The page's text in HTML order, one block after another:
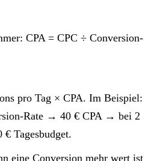
CPA = CPC ÷ Conversion-
pro Tag × CPA. Im Beispiel:
Rate → 40 € CPA → bei 2
€ Tagesbudget.
eine Conversion mehr wert ist